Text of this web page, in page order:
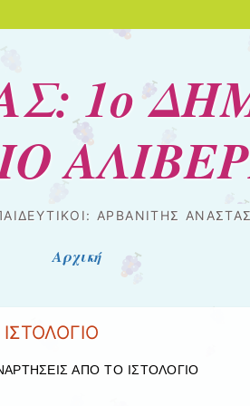
1ο
ΑΡΒΑΝΙΤΗΣ
Αρχική
ΑΠΟ ΤΟ ΙΣΤΟΛΟΓΙΟ